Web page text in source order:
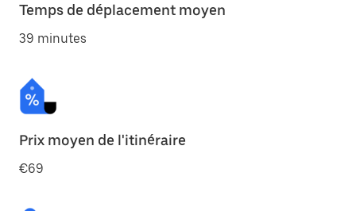
Temps de déplacement moyen
39 minutes
Prix moyen de l'itinéraire
€69